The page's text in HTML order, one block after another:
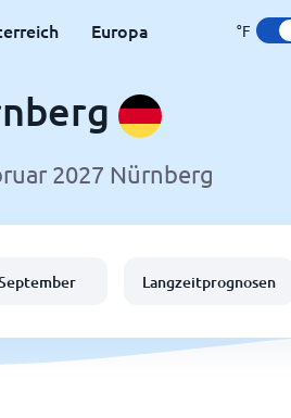
Europa °F
2027 Nürnberg
Langzeitprognosen